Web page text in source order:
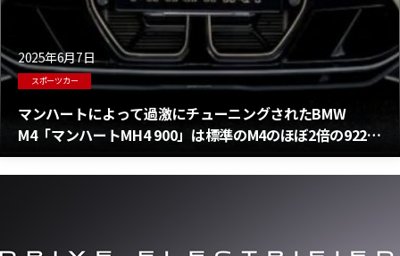
2025年6月7日
スポーツカー
マンハートによって過激にチューニングされたBMW
M4「マンハートMH4 900」は標準のM4のほぼ2倍の922馬
力！